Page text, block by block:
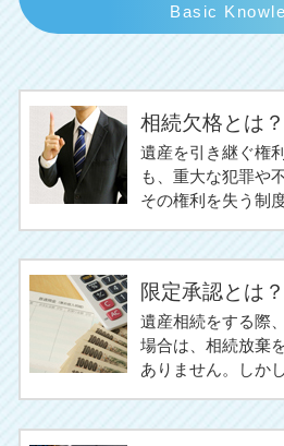
Basic
相続欠格とは
遺産を引き継ぐ権
も、重大な犯罪や
その権利を失う制
限定承認とは
遺産相続をする際
場合は、相続放棄
ありません。しか